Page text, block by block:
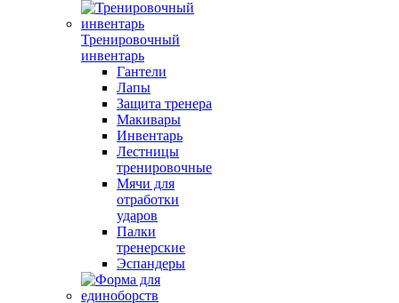
Тренировочный
инвентарь
Гантели
Лапы
Защита тренера
Макивары
Инвентарь
Лестницы
тренировочные
Мячи для
отработки
ударов
Палки
тренерские
Эспандеры